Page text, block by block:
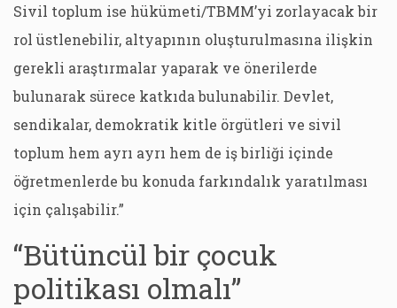
Sivil toplum ise hükümeti/TBMM’yi zorlayacak bir
rol üstlenebilir, altyapının oluşturulmasına ilişkin
gerekli araştırmalar yaparak ve önerilerde
bulunarak sürece katkıda bulunabilir. Devlet,
sendikalar, demokratik kitle örgütleri ve sivil
toplum hem ayrı ayrı hem de iş birliği içinde
öğretmenlerde bu konuda farkındalık yaratılması
için çalışabilir.”
“Bütüncül bir çocuk
politikası olmalı”